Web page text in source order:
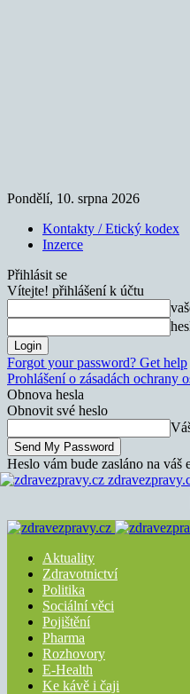
Pondělí, 10. srpna 2026
Kontakty / Etický kodex
Inzerce
Přihlásit se
Vítejte! přihlášení k účtu
Forgot your password? Get help
Prohlášení o zásadách ochrany
Obnova hesla
Obnovit své heslo
Heslo vám bude zasláno na váš
Aktuality
Zdravotnictví
Politika
Sociální věci
Pojištění
Pharma
Rozhovory
E-Health
Ke kávě i čaji